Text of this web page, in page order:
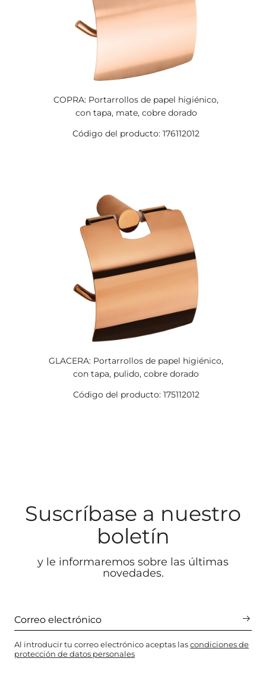
COPRA: Portarrollos de papel higiénico,
con tapa, mate, cobre dorado
Código del producto: 176112012
GLACERA: Portarrollos de papel higiénico,
con tapa, pulido, cobre dorado
Código del producto: 175112012
Suscríbase a nuestro
boletín
y le informaremos sobre las últimas
novedades.
Al introducir tu correo electrónico aceptas lascondiciones de
protección de datos personales